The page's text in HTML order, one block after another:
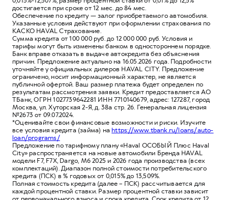
достигается при сроке от 12 мес. до 84 мес.
Обеспечение по кредиту — залог приобретаемого автомобиля.
Указанные условия действуют при оформлении страхования по
КАСКО HAVAL Страхование.
Сумма кредита от 100 000 руб. до 12 000 000 руб. Условия и
тарифы могут быть изменены банком в одностороннем порядке.
Банк вправе отказать в выдаче автокредита без объяснения
причин. Предложение актуально на 16.05.2026 года. Подробности
уточняйте у официальных дилеров HAVAL CITY. Предложение
ограничено, носит информационный характер, не является
публичной офертой. Ваш размер платежа будет определен по
результатам рассмотрения заявки. Кредит предоставляется АО
ТБанк, ОГРН 1027739642281 ИНН 7710140679, адрес: 127287, город
Москва, ул. Хуторская 2-Я, д. 38а стр. 26. Генеральная лицензия
№2673 от 09.07.2024.
*Оценивайте свои финансовые возможности и риски. Изучите
все условия кредита (займа) наhttps://www.tbank.ru/loans/auto-
loan/programs/
Предложение по тарифному плану «Haval ОСОБЫЙ Плюс Haval
City» распространяется на новые автомобили Бренда HAVAL
модели F7, F7X, Dargo, M6 2025 и 2026 года производства (всех
комплектаций). Диапазон полной стоимости потребительского
кредита (ПСК) в % годовых от 0,015% до 13,509%.
Полная стоимость кредита (далее – ПСК) рассчитывается для
каждой процентной ставки. Размер процентной ставки зависит